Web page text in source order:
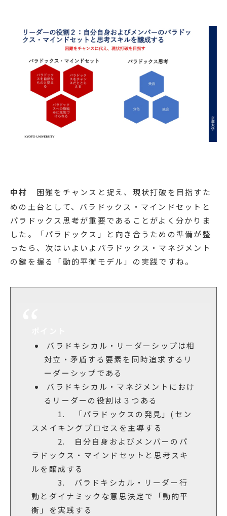
中村
困難をチャンスと捉え、現状打破を目指すた
めの土台として、パラドックス・マインドセットと
パラドックス思考が重要であることがよく分かりま
した。「パラドックス」と向き合うための準備が整
ったら、次はいよいよパラドックス・マネジメント
の鍵を握る「動的平衡モデル」の実践ですね。
パラドキシカル・リーダーシップは相
対立・矛盾する要素を同時追求するリ
ーダーシップである
パラドキシカル・マネジメントにおけ
るリーダーの役割は３つある
1. 「パラドックスの発見」(セン
スメイキングプロセスを主導する
2. 自分自身およびメンバーのパ
ラドックス・マインドセットと思考スキ
ルを醸成する
3. パラドキシカル・リーダー行
動とダイナミックな意思決定で「動的平
衡」を実践する